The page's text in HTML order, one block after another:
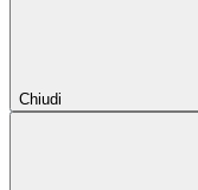
Chiudi